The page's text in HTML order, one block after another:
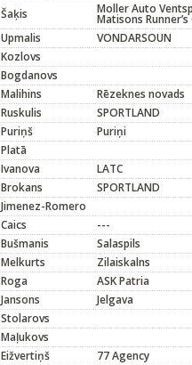
Šaķis Moller Auto
Matisons Runner’s
Upmalis
VONDARSOUN
Kozlovs
Bogdanovs
Malihins
Rēzeknes novads
Ruskulis
SPORTLAND
Puriņš
Puriņi
Platā
Ivanova
LATC
Brokans
SPORTLAND
Jimenez-Romero
Caics
---
Bušmanis
Salaspils
Melkurts
Zilaiskalns
Roga
ASK Patria
Jansons
Jelgava
Stolarovs
Maļukovs
Eižvertiņš
77 Agency